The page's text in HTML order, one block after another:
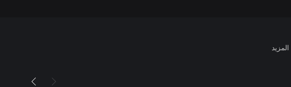
المزيد